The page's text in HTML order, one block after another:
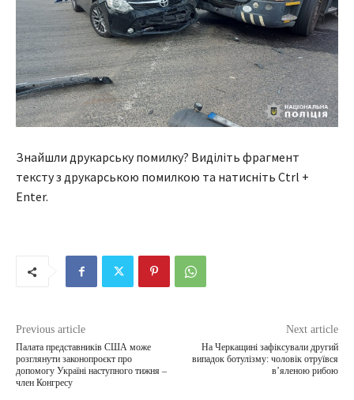
Знайшли друкарську помилку? Виділіть фрагмент
тексту з друкарською помилкою та натисніть Ctrl +
Enter.
Previous article
Палата представників США може
розглянути законопроєкт про
допомогу Україні наступного тижня –
член Конгресу
Next article
На Черкащині зафіксували другий
випадок ботулізму: чоловік отруївся
в’яленою рибою